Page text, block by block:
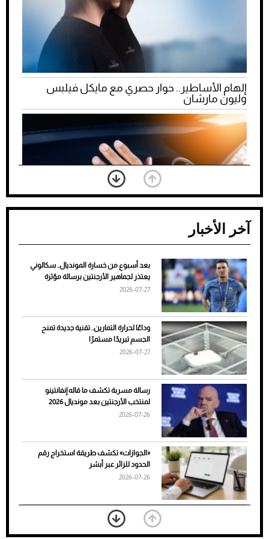
إلهام الأساطير.. حوار حصري مع مايكل فيلبس
وليون مارشان
ضعف تبريد مكيف السيارة عند الوقوف.. أشهر
الأسباب والحلول
7 نصائح لاختيار لون البنطلون المناسب للقميص
الأسود
آخر الأخبار
بعد أسبوع من خسارة المونديال.. سكالوني
يعتذر لجماهير الأرجنتين برسالة مؤثرة
2026-07-27
وداعًا لحرارة التمارين.. تقنية جديدة تمنح
الجسم تبريدًا مستمرًا
2026-07-27
رسالة مسربة تكشف ما قاله إنفانتينو
لمنتخب الأرجنتين بعد مونديال 2026
2026-07-26
«الجوازات» تكشف طريقة استخراج رقم
الحدود للزائر عبر أبشر
2026-07-26
بعد 7 أشهر من تعرضه لحادث مروع.. جوشوا
يفوز على برينغا بـ"الضربة القاضية" (فيديو)